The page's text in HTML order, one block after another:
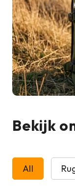
Bekijk
All